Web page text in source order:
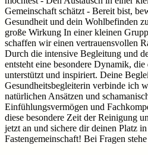
Gemeinschaft schätzt - Bereit bist,
Gesundheit und dein Wohlbefinden
große Wirkung In einer kleinen
schaffen wir einen vertrauensvollen
Durch die intensive Begleitung und
entsteht eine besondere Dynamik,
unterstützt und inspiriert. Deine
Gesundheitsbegleiterin verbinde ich
natürlichen Ansätzen und
Einfühlungsvermögen und
diese besondere Zeit der Reinigung
jetzt an und sichere dir deinen Platz
Fastengemeinschaft! Bei Fragen